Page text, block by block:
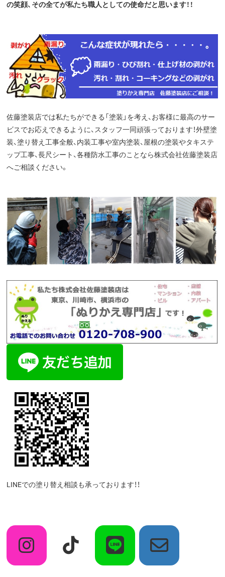
の笑顔、その全てが私たち職人としての使命だと思います！！
佐藤塗装店では私たちができる「塗装」を考え、お客様に最高のサー
ビスでお応えできるように、スタッフ一同頑張っております！外壁塗
装、塗り替え工事全般、内装工事や室内塗装、屋根の塗装やタキステ
ップ工事、長尺シート、各種防水工事のことなら株式会社佐藤塗装店
へご相談ください。
LINEでの塗り替え相談も承っております！！